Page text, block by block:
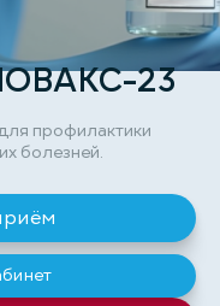
23
профилактики
болезней.